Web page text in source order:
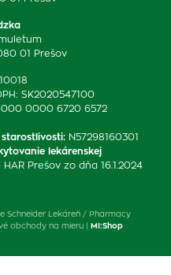
01 Prešov
SK2020547100
0000 6720 6572
: N57298160301
lekárenskej
Prešov zo dňa 16.1.2024
Schneider Lekáreň / Pharmacy
obchody na mieru | MI:Shop